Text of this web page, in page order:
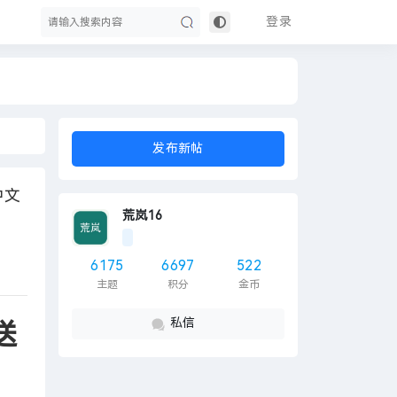
登录
发布新帖
荒岚16
6175
主题
6697
积分
522
金币
私信